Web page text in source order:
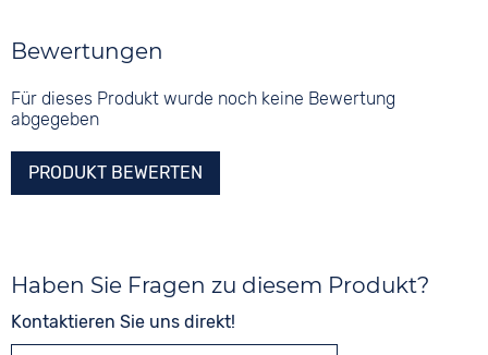
Bewertungen
Für dieses Produkt wurde noch keine Bewertung
abgegeben
PRODUKT BEWERTEN
Haben Sie Fragen zu diesem Produkt?
Kontaktieren Sie uns direkt!